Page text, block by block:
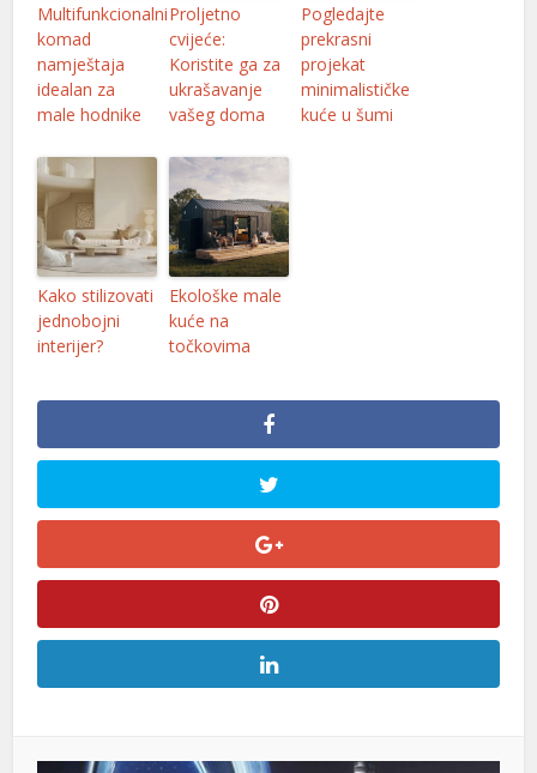
Multifunkcionalni
komad
namještaja
idealan za
male hodnike
Proljetno
cvijeće:
Koristite ga za
ukrašavanje
vašeg doma
Pogledajte
prekrasni
projekat
minimalističke
kuće u šumi
Kako stilizovati
jednobojni
interijer?
Ekološke male
kuće na
točkovima